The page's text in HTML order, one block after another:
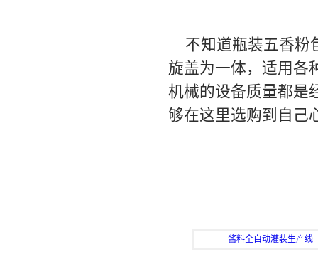
不知道瓶装五香粉
旋盖为一体，适用各
机械的设备质量都是
够在这里选购到自己
酱料全自动灌装生产线